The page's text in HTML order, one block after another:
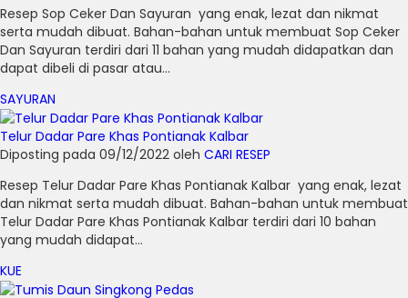
Resep Sop Ceker Dan Sayuran yang enak, lezat dan nikmat
serta mudah dibuat. Bahan-bahan untuk membuat Sop Ceker
Dan Sayuran terdiri dari 11 bahan yang mudah didapatkan dan
dapat dibeli di pasar atau...
SAYURAN
Telur Dadar Pare Khas Pontianak Kalbar
Diposting pada 09/12/2022 oleh CARI RESEP
Resep Telur Dadar Pare Khas Pontianak Kalbar yang enak, lezat
dan nikmat serta mudah dibuat. Bahan-bahan untuk membuat
Telur Dadar Pare Khas Pontianak Kalbar terdiri dari 10 bahan
yang mudah didapat...
KUE